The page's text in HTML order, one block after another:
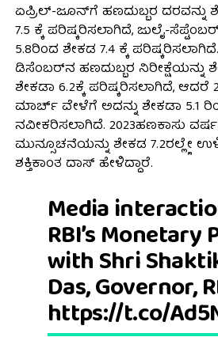
ಏಪ್ರಿಲ್-ಜೂನ್‌ಗೆ ಹಣದುಬ್ಬರ ದರವನ್ನು
7.5 ಕ್ಕೆ ಪರಿಷ್ಕರಿಸಲಾಗಿದೆ, ಜುಲೈ-
5.8ರಿಂದ ಶೇಕಡ 7.4 ಕ್ಕೆ
ಡಿಸೆಂಬರ್‌ನ ಹಣದುಬ್ಬರ ನಿರೀಕ್ಷೆಯನ್ನು
ಶೇಕಡಾ 6.2ಕ್ಕೆ ಪರಿಷ್ಕರಿಸಲಾಗಿದೆ, ಆದರೆ
ಮಾರ್ಚ್ ವೇಳೆಗೆ ಅದನ್ನು ಶೇಕಡಾ 5.1
ನವೀಕರಿಸಲಾಗಿದೆ. 2023ಹಣಕಾಸು
ಮುನ್ಸೂಚನೆಯನ್ನು ಶೇಕಡ 7.2ರಲ್ಲ್ಲೇ
ಶಕ್ತಿಕಾಂತ ದಾಸ್ ಹೇಳಿದ್ದಾರೆ.
Media
RBI’s Monetary
with Shri
Das, Governor,
https://t.co/